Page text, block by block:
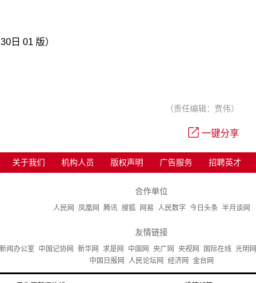
日 01 版）
（责任编辑：贾伟）
一键分享
关于我们 机构人员 版权声明 广告服务 招聘英才
合作单位
人民网 凤凰网 腾讯 搜狐 网易 人民数字 今日头条 半月谈网
友情链接
闻办公室 中国记协网 新华网 求是网 中国网 央广网 央视网 国际在线 光明网
中国日报网
人民论坛网 经济网 金台网